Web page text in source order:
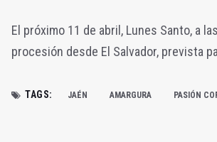
El próximo 11 de abril, Lunes Santo, a
procesión desde El Salvador, prevista
TAGS: JAÉN AMARGURA PASIÓN